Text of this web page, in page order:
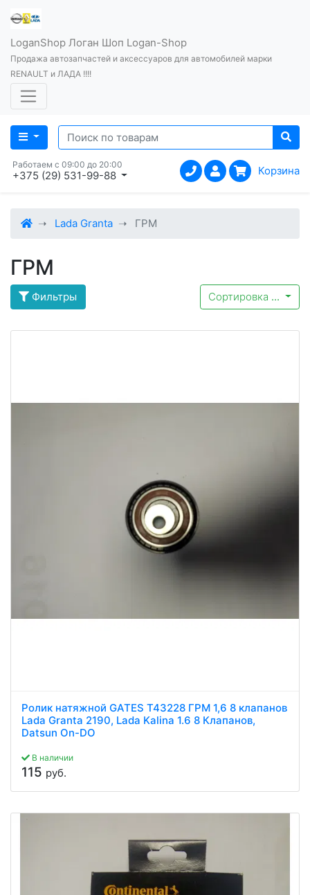
LoganShop Логан Шоп Logan-Shop
Продажа автозапчастей и аксессуаров для автомобилей марки
RENAULT и ЛАДА !!!!
Работаем с 09:00 до 20:00
+375 (29) 531-99-88 Корзина
Lada Granta ГРМ
ГРМ
Фильтры Сортировка ...
Ролик натяжной GATES T43228 ГРМ 1,6 8 клапанов
Lada Granta 2190, Lada Kalina 1.6 8 Клапанов,
Datsun On-DO
В наличии
115 руб.